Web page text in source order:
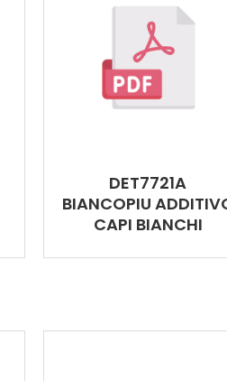
DET7721A
BIANCOPIU
CAPI BIANCHI